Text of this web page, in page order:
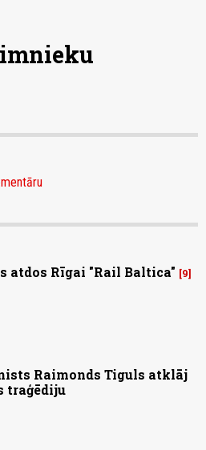
atdos Rīgai "Rail Baltica" 9
Raimonds Tiguls atklāj
traģēdiju